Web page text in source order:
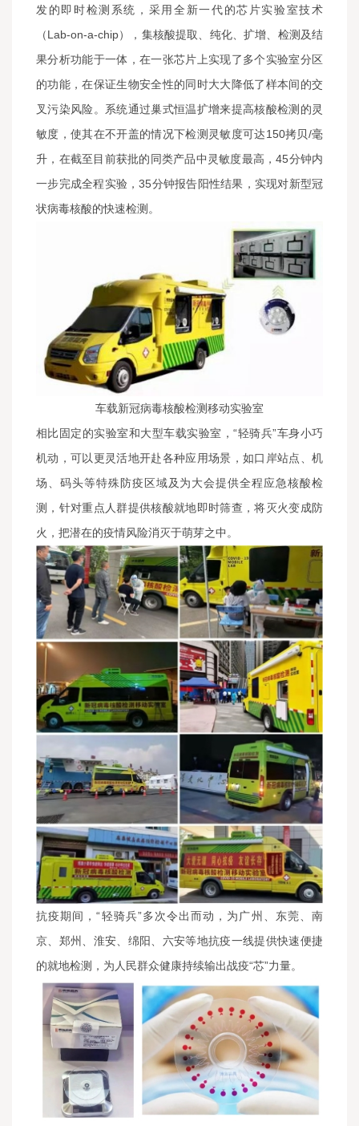
发的即时检测系统，采用全新一代的芯片实验室技术
（Lab-on-a-chip），集核酸提取、纯化、扩增、检测及结
果分析功能于一体，在一张芯片上实现了多个实验室分区
的功能，在保证生物安全性的同时大大降低了样本间的交
叉污染风险。系统通过巢式恒温扩增来提高核酸检测的灵
敏度，使其在不开盖的情况下检测灵敏度可达150拷贝/毫
升，在截至目前获批的同类产品中灵敏度最高，45分钟内
一步完成全程实验，35分钟报告阳性结果，实现对新型冠
状病毒核酸的快速检测。
车载新冠病毒核酸检测移动实验室
相比固定的实验室和大型车载实验室，“轻骑兵”车身小巧
机动，可以更灵活地开赴各种应用场景，如口岸站点、机
场、码头等特殊防疫区域及为大会提供全程应急核酸检
测，针对重点人群提供核酸就地即时筛查，将灭火变成防
火，把潜在的疫情风险消灭于萌芽之中。
抗疫期间，“轻骑兵”多次令出而动，为广州、东莞、南
京、郑州、淮安、绵阳、六安等地抗疫一线提供快速便捷
的就地检测，为人民群众健康持续输出战疫“芯”力量。